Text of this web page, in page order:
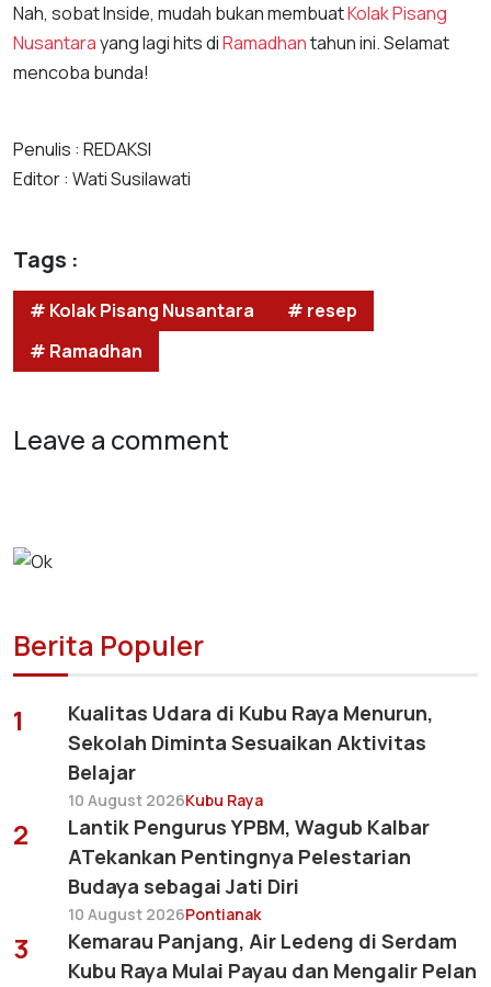
Nah, sobat Inside, mudah bukan membuatKolak Pisang
Nusantarayang lagi hits diRamadhantahun ini. Selamat
mencoba bunda!
Penulis : REDAKSI
Editor : Wati Susilawati
Tags :
# Kolak Pisang Nusantara
# resep
# Ramadhan
Leave a comment
Berita Populer
1
Kualitas Udara di Kubu Raya Menurun,
Sekolah Diminta Sesuaikan Aktivitas
Belajar
10 August 2026Kubu Raya
2
Lantik Pengurus YPBM, Wagub Kalbar
ATekankan Pentingnya Pelestarian
Budaya sebagai Jati Diri
10 August 2026Pontianak
3
Kemarau Panjang, Air Ledeng di Serdam
Kubu Raya Mulai Payau dan Mengalir Pelan